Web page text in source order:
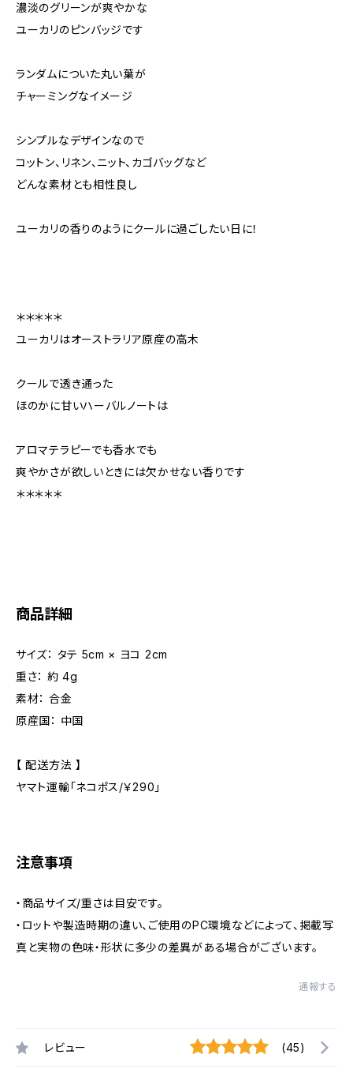
濃淡のグリーンが爽やかな
ユーカリのピンバッジです
ランダムについた丸い葉が
チャーミングなイメージ
シンプルなデザインなので
コットン、リネン、ニット、カゴバッグなど
どんな素材とも相性良し
ユーカリの香りのようにクールに過ごしたい日に！
＊＊＊＊＊
ユーカリはオーストラリア原産の高木
クールで透き通った
ほのかに甘いハーバルノートは
アロマテラピーでも香水でも
爽やかさが欲しいときには欠かせない香りです
＊＊＊＊＊
商品詳細
サイズ： タテ 5cm × ヨコ 2cm
重さ： 約 4g
素材： 合金
原産国： 中国
【 配送方法 】
ヤマト運輸「ネコポス/￥290」
注意事項
・商品サイズ/重さは目安です。
・ロットや製造時期の違い、ご使用のPC環境などによって、掲載写
真と実物の色味・形状に多少の差異がある場合がございます。
通報する
レビュー (45)